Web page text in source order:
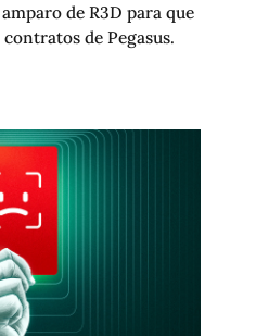
de R3D para que
de Pegasus.